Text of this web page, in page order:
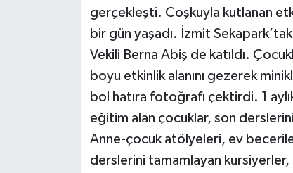
gerçekleşti. Coşkuyla kutlanan
bir gün yaşadı. İzmit
Vekili Berna Abiş de katıldı.
boyu etkinlik alanını gezerek
bol hatıra fotoğrafı çektirdi. 1
eğitim alan çocuklar, son
Anne-çocuk atölyeleri, ev
derslerini tamamlayan